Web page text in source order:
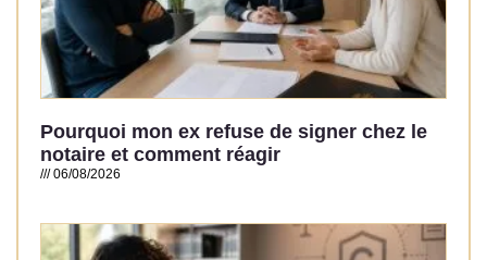
Pourquoi mon ex refuse de signer chez le
notaire et comment réagir
06/08/2026